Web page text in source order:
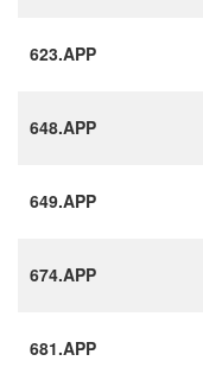
623.APP
648.APP
649.APP
674.APP
681.APP